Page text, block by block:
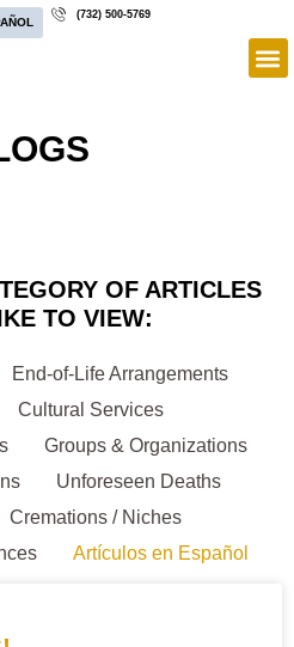
(732) 500-5769
OF ARTICLES
TO VIEW:
End-of-Life Arrangements
Cultural Services
Groups & Organizations
Unforeseen Deaths
Cremations / Niches
Artículos en Español